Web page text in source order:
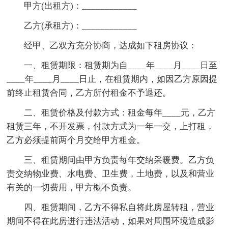
甲方(出租方)：____________
乙方(承租方)：____________
经甲、乙双方充分协商，达成如下租房协议：
一、租赁期限：租赁期为自____年____月____日至
____年____月____日止，在租赁期内，如因乙方原因提
前终止租赁合同，乙方所付租金不予退还。
二、租赁价格及付款方式：租金每年____元，乙方
租赁三年，不开发票，付款方式为一年一交，上打租，
乙方必须提前两个月交给甲方租金。
三、租赁期间由甲方负责每年交纳采暖费。乙方负
责交纳物业费、水电费、卫生费，土地费，以及和营业
有关的一切费用，甲方概不负责。
四、租赁期间，乙方不得私自将此房屋转租，营业
期间不得在此房进行违法活动，如果对周围环境造成影